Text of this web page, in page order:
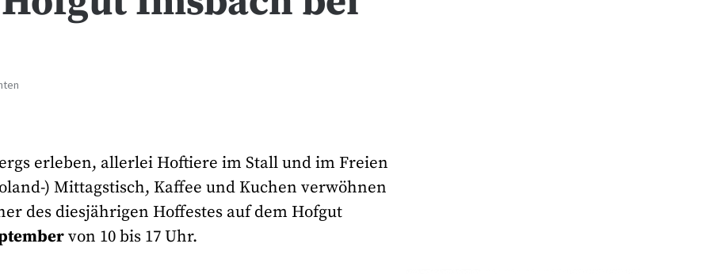
erleben, allerlei Hoftiere im Stall und im Freien
) Mittagstisch, Kaffee und Kuchen verwöhnen
des diesjährigen Hoffestes auf dem Hofgut
von 10 bis 17 Uhr.